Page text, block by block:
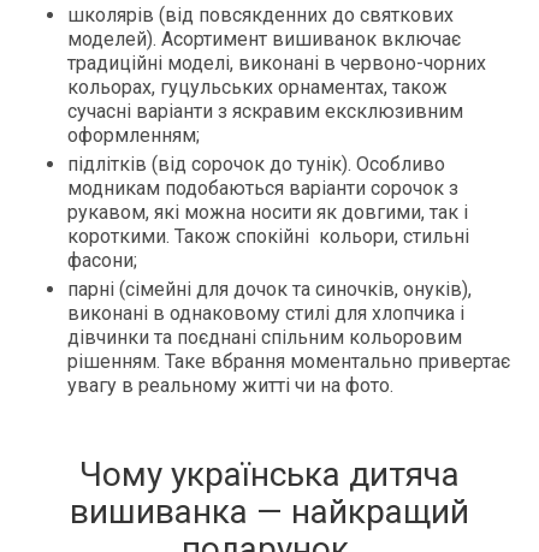
школярів (від повсякденних до святкових
моделей). Асортимент вишиванок включає
традиційні моделі, виконані в червоно-чорних
кольорах, гуцульських орнаментах, також
сучасні варіанти з яскравим ексклюзивним
оформленням;
підлітків (від сорочок до тунік). Особливо
модникам подобаються варіанти сорочок з
рукавом, які можна носити як довгими, так і
короткими. Також спокійні кольори, стильні
фасони;
парні (сімейні для дочок та синочків, онуків),
виконані в однаковому стилі для хлопчика і
дівчинки та поєднані спільним кольоровим
рішенням. Таке вбрання моментально привертає
увагу в реальному житті чи на фото.
Чому українська дитяча
вишиванка — найкращий